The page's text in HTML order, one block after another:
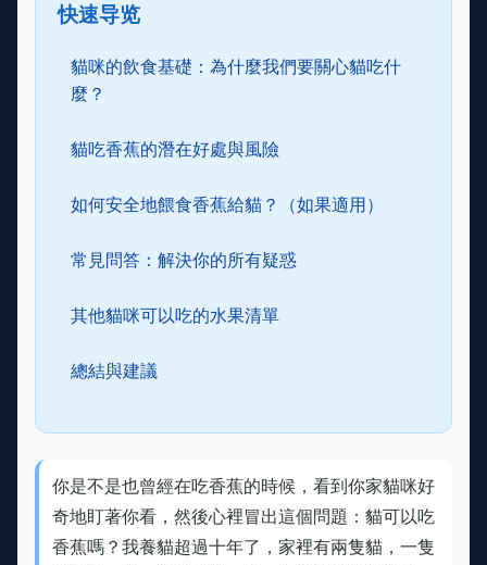
快速导览
貓咪的飲食基礎：為什麼我們要關心貓吃什
麼？
貓吃香蕉的潛在好處與風險
如何安全地餵食香蕉給貓？（如果適用）
常見問答：解決你的所有疑惑
其他貓咪可以吃的水果清單
總結與建議
你是不是也曾經在吃香蕉的時候，看到你家貓咪好
奇地盯著你看，然後心裡冒出這個問題：貓可以吃
香蕉嗎？我養貓超過十年了，家裡有兩隻貓，一隻